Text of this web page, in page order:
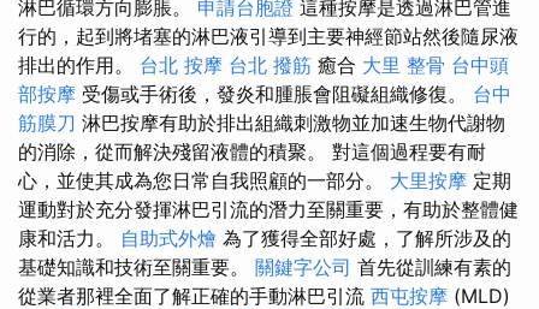
淋巴循環方向膨脹。 申請台胞證 這種按摩是透過淋巴管進
行的，起到將堵塞的淋巴液引導到主要神經節站然後隨尿液
排出的作用。 台北 按摩 台北 撥筋 癒合 大里 整骨 台中頭
部按摩 受傷或手術後，發炎和腫脹會阻礙組織修復。 台中
筋膜刀 淋巴按摩有助於排出組織刺激物並加速生物代謝物
的消除，從而解決殘留液體的積聚。 對這個過程要有耐
心，並使其成為您日常自我照顧的一部分。 大里按摩 定期
運動對於充分發揮淋巴引流的潛力至關重要，有助於整體健
康和活力。 自助式外燴 為了獲得全部好處，了解所涉及的
基礎知識和技術至關重要。 關鍵字公司 首先從訓練有素的
從業者那裡全面了解正確的手動淋巴引流 西屯按摩 (MLD)